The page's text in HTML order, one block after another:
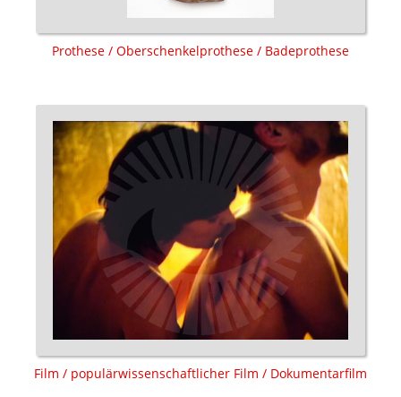
Prothese / Oberschenkelprothese / Badeprothese
Film / populärwissenschaftlicher Film / Dokumentarfilm